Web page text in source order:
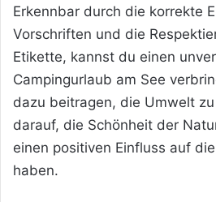
Erkennbar durch die korrekte
Vorschriften und die
Etikette, kannst du einen
Campingurlaub am See
dazu beitragen, die Umwelt
darauf, die Schönheit der
einen positiven Einfluss auf
haben.